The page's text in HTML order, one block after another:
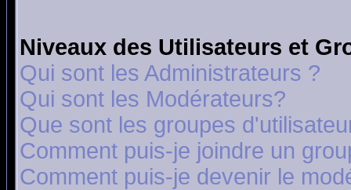
Niveaux des Utilisateurs et
Qui sont les Administrateurs ?
Qui sont les Modérateurs?
Que sont les groupes
Comment puis-je joindre un
Comment puis-je devenir le